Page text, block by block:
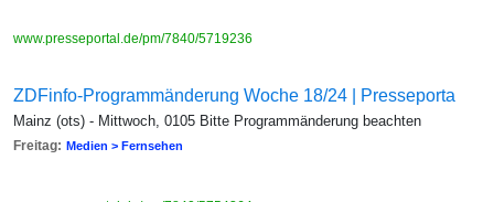
www.presseportal.de/pm/7840/5719236
ZDFinfo-Programmänderung Woche 18/24 | Presseporta
Mainz (ots) - Mittwoch, 0105 Bitte Programmänderung beachten
Freitag: Medien > Fernsehen